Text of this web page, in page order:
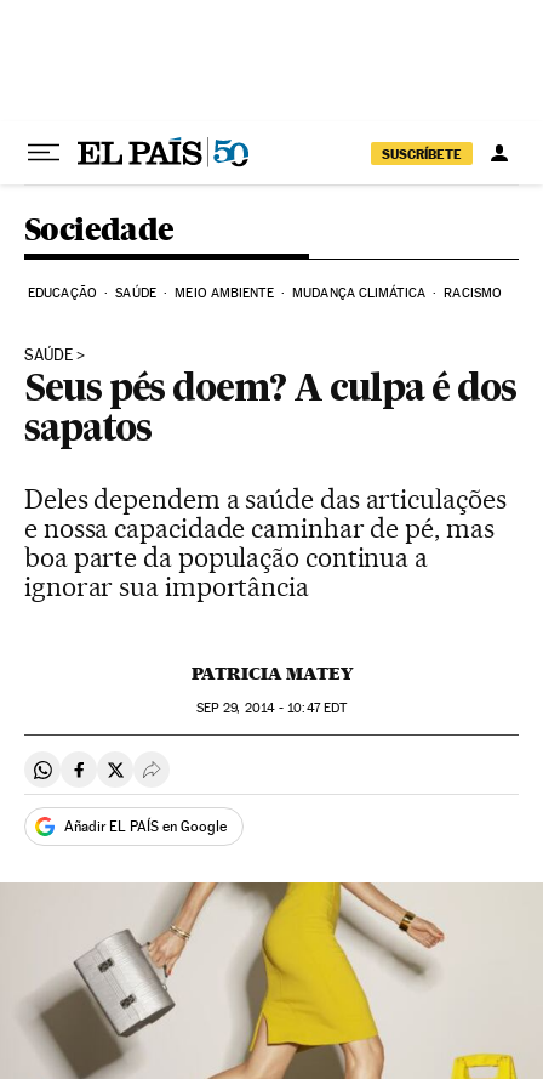
SUSCRÍBETE
Sociedade
EDUCAÇÃO SAÚDE MEIO AMBIENTE MUDANÇA CLIMÁTICA RACISMO
SAÚDE
Seus pés doem? A culpa é dos
sapatos
Deles dependem a saúde das articulações
e nossa capacidade caminhar de pé, mas
boa parte da população continua a
ignorar sua importância
PATRICIA MATEY
SEP 29, 2014 - 10:47EDT
Compartir en Whatsapp
Compartir en Facebook
Compartir en Twitter
Desplegar Redes Sociales
Añadir EL PAÍS en Google